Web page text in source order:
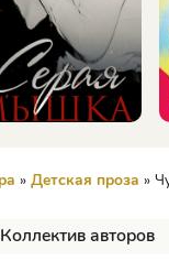
» Детская проза »
авторов